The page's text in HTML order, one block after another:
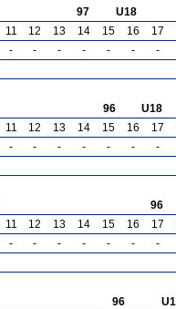
97 U18
11 12 13 14 15 16 17
- - - - - - -
96 U18
11 12 13 14 15 16 17
- - - - - - -
96
11 12 13 14 15 16 17
- - - - - - -
96